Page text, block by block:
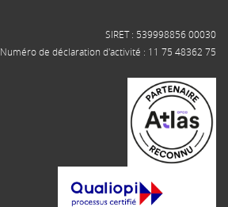
SIRET : 539998856 00030
Numéro de déclaration d'activité : 11 75 48362 75